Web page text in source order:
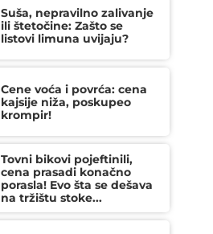
Suša, nepravilno zalivanje
ili štetočine: Zašto se
listovi limuna uvijaju?
Cene voća i povrća: cena
kajsije niža, poskupeo
krompir!
Tovni bikovi pojeftinili,
cena prasadi konačno
porasla! Evo šta se dešava
na tržištu stoke...